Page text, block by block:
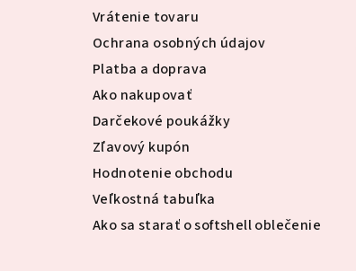
Vrátenie tovaru
Ochrana osobných údajov
Platba a doprava
Ako nakupovať
Darčekové poukážky
Zľavový kupón
Hodnotenie obchodu
Veľkostná tabuľka
Ako sa starať o softshell oblečenie